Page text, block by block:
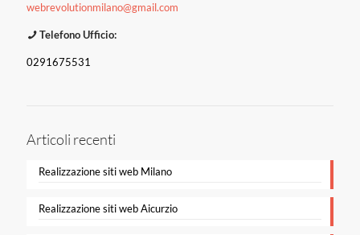
webrevolutionmilano@gmail.com
Telefono Ufficio:
0291675531
Articoli recenti
Realizzazione siti web Milano
Realizzazione siti web Aicurzio